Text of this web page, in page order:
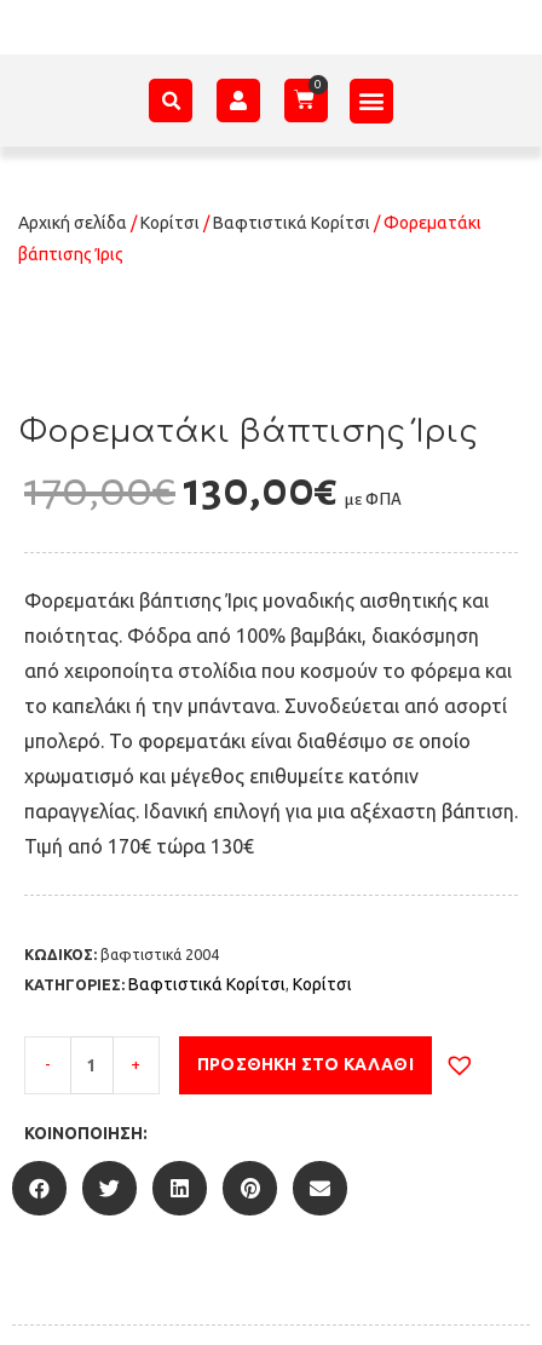
Αρχική σελίδα /Κορίτσι /Βαφτιστικά Κορίτσι / Φορεματάκι
βάπτισης Ίρις
Φορεματάκι βάπτισης Ίρις
170,00€130,00€ με ΦΠΑ
Φορεματάκι βάπτισης Ίρις μοναδικής αισθητικής και
ποιότητας. Φόδρα από 100% βαμβάκι, διακόσμηση
από χειροποίητα στολίδια που κοσμούν το φόρεμα και
το καπελάκι ή την μπάντανα. Συνοδεύεται από ασορτί
μπολερό. Το φορεματάκι είναι διαθέσιμο σε οποίο
χρωματισμό και μέγεθος επιθυμείτε κατόπιν
παραγγελίας. Ιδανική επιλογή για μια αξέχαστη βάπτιση.
Τιμή από 170€ τώρα 130€
ΚΩΔΙΚΟΣ: βαφτιστικά 2004
ΚΑΤΗΓΟΡΙΕΣ: Βαφτιστικά Κορίτσι, Κορίτσι
- + ΠΡΟΣΘΉΚΗ ΣΤΟ ΚΑΛΆΘΙ
ΚΟΙΝΟΠΟΊΗΣΗ: